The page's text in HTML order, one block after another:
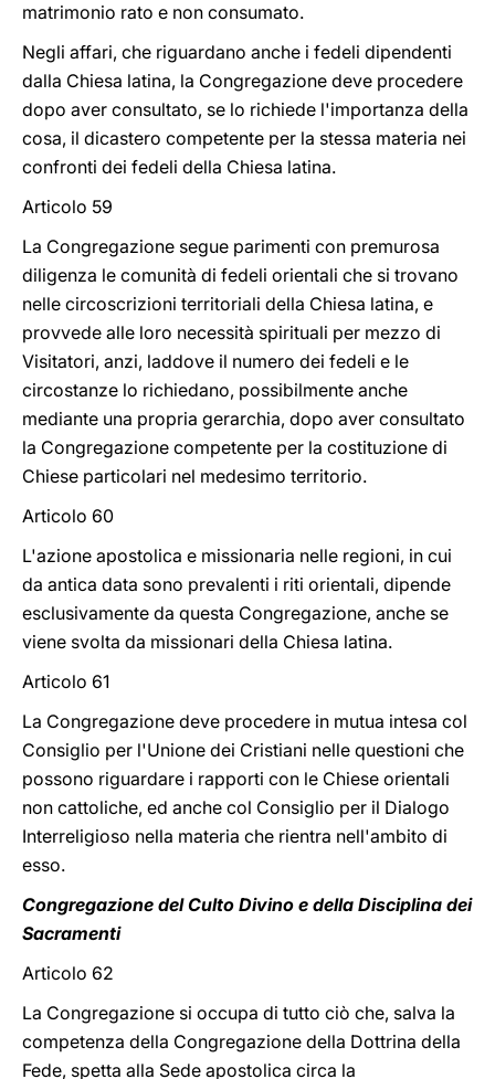
matrimonio rato e non consumato.
Negli affari, che riguardano anche i fedeli dipendenti
dalla Chiesa latina, la Congregazione deve procedere
dopo aver consultato, se lo richiede l'importanza della
cosa, il dicastero competente per la stessa materia nei
confronti dei fedeli della Chiesa latina.
Articolo 59
La Congregazione segue parimenti con premurosa
diligenza le comunità di fedeli orientali che si trovano
nelle circoscrizioni territoriali della Chiesa latina, e
provvede alle loro necessità spirituali per mezzo di
Visitatori, anzi, laddove il numero dei fedeli e le
circostanze lo richiedano, possibilmente anche
mediante una propria gerarchia, dopo aver consultato
la Congregazione competente per la costituzione di
Chiese particolari nel medesimo territorio.
Articolo 60
L'azione apostolica e missionaria nelle regioni, in cui
da antica data sono prevalenti i riti orientali, dipende
esclusivamente da questa Congregazione, anche se
viene svolta da missionari della Chiesa latina.
Articolo 61
La Congregazione deve procedere in mutua intesa col
Consiglio per l'Unione dei Cristiani nelle questioni che
possono riguardare i rapporti con le Chiese orientali
non cattoliche, ed anche col Consiglio per il Dialogo
Interreligioso nella materia che rientra nell'ambito di
esso.
Congregazione del Culto Divino e della Disciplina dei
Sacramenti
Articolo 62
La Congregazione si occupa di tutto ciò che, salva la
competenza della Congregazione della Dottrina della
Fede, spetta alla Sede apostolica circa la